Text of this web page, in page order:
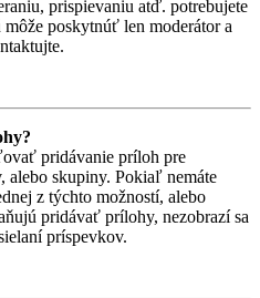
prispievaniu atď. potrebujete
poskytnúť len moderátor a
pridávanie príloh pre
skupiny. Pokiaľ nemáte
z týchto možností, alebo
pridávať prílohy, nezobrazí sa
príspevkov.